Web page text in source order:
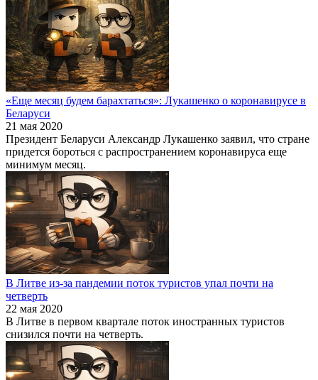
«Еще месяц будем барахтаться»: Лукашенко о коронавирусе в
Беларуси
21 мая 2020
Президент Беларуси Александр Лукашенко заявил, что стране
придется бороться с распространением коронавируса еще
минимум месяц.
В Литве из-за пандемии поток туристов упал почти на
четверть
22 мая 2020
В Литве в первом квартале поток иностранных туристов
снизился почти на четверть.